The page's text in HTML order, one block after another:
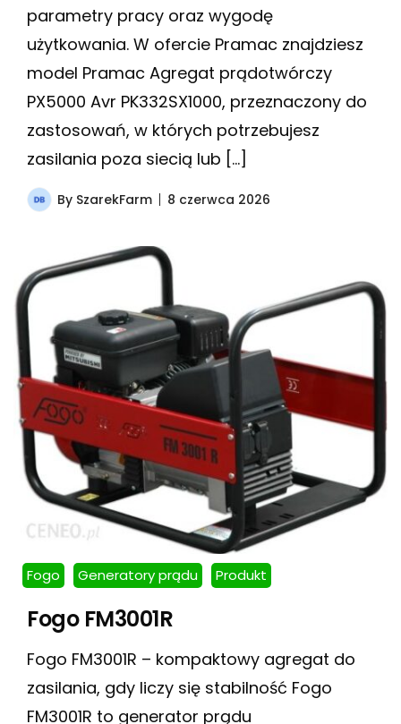
parametry pracy oraz wygodę
użytkowania. W ofercie Pramac znajdziesz
model Pramac Agregat prądotwórczy
PX5000 Avr PK332SX1000, przeznaczony do
zastosowań, w których potrzebujesz
zasilania poza siecią lub […]
By SzarekFarm 8 czerwca 2026
Fogo Generatory prądu Produkt
Fogo FM3001R
Fogo FM3001R – kompaktowy agregat do
zasilania, gdy liczy się stabilność Fogo
FM3001R to generator prądu